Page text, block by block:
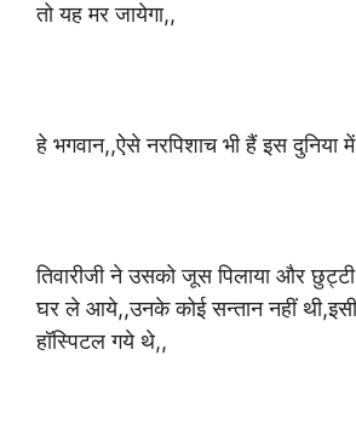
तो यह मर जायेगा,,
हे भगवान,,ऐसे नरपिशाच भी हैं इस दुनिया
तिवारीजी ने उसको जूस पिलाया और
घर ले आये,,उनके कोई सन्तान नहीं
हॉस्पिटल गये थे,,